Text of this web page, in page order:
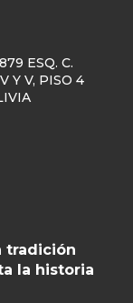
ESQ. C.
Y V, PISO 4
tradición
la historia